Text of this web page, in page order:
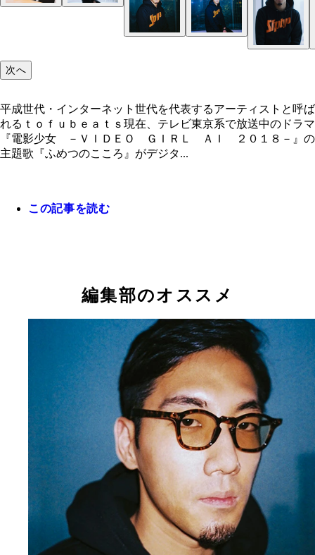
次へ
平成世代・インターネット世代を代表するアーティストと呼ば
れるｔｏｆｕｂｅａｔｓ現在、テレビ東京系で放送中のドラマ
『電影少女 －ＶＩＤＥＯ ＧＩＲＬ ＡＩ ２０１８－』の
主題歌『ふめつのこころ』がデジタ...
この記事を読む
編集部のオススメ